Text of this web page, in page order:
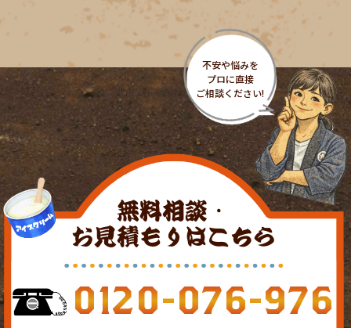
無料相談・
お見積もりはこちら
0120-076-976